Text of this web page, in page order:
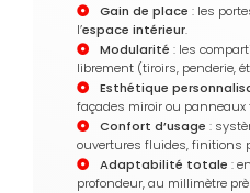
Gain de place : les
l’espace intérieur.
Modularité : les
librement (tiroirs, penderie,
Esthétique
façades miroir ou panneaux
Confort d’usage :
ouvertures fluides, finitions
Adaptabilité totale :
profondeur, au millimètre